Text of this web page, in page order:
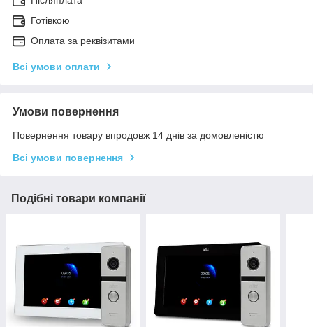
Готівкою
Оплата за реквізитами
Всі умови оплати
Умови повернення
Повернення товару впродовж 14 днів за домовленістю
Всі умови повернення
Подібні товари компанії